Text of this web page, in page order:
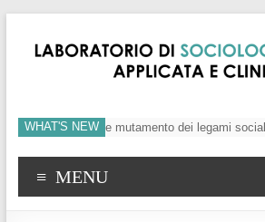
WHAT'S NEW
crisi dei valori e mutamento dei legami sociali
MENU